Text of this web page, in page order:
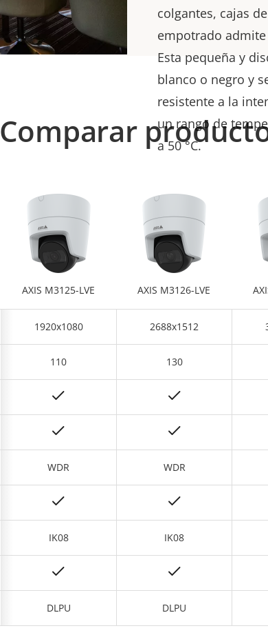
colgantes, cajas
empotrado
Esta pequeña y
blanco o negro y
resistente a la
un rango de
a 50 °C.
Comparar
AXIS M3125-LVE AXIS M3126-LVE
1920x1080 2688x1512
110 130
WDR WDR
IK08 IK08
DLPU DLPU